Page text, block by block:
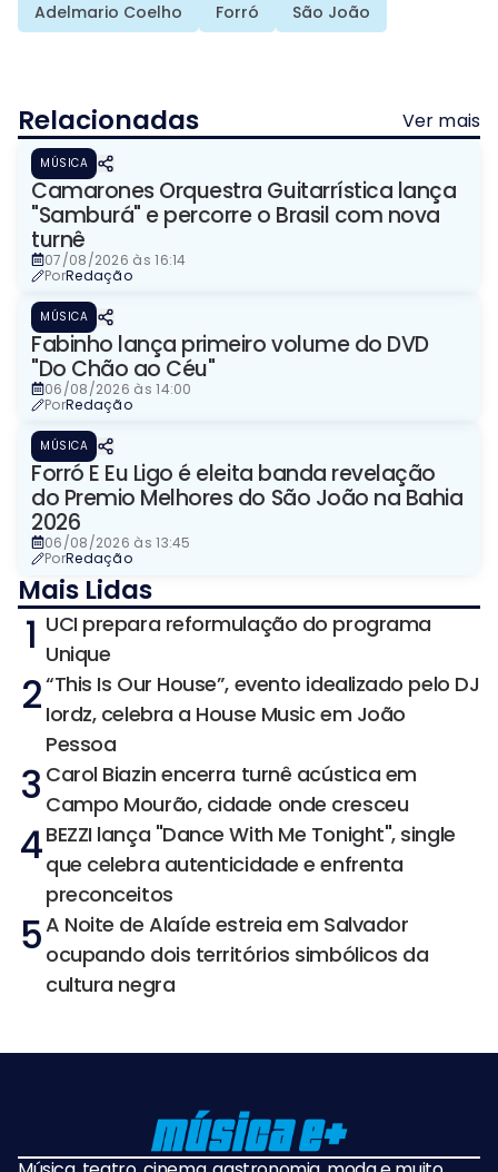
Adelmario Coelho Forró São João
Relacionadas Ver mais
MÚSICA
Camarones Orquestra Guitarrística lança
"Samburá" e percorre o Brasil com nova
turnê
07/08/2026 às 16:14
PorRedação
MÚSICA
Fabinho lança primeiro volume do DVD
"Do Chão ao Céu"
06/08/2026 às 14:00
PorRedação
MÚSICA
Forró E Eu Ligo é eleita banda revelação
do Premio Melhores do São João na Bahia
2026
06/08/2026 às 13:45
PorRedação
Mais Lidas
1 UCI prepara reformulação do programa
Unique
2“This Is Our House”, evento idealizado pelo DJ
Iordz, celebra a House Music em João
Pessoa
3 Carol Biazin encerra turnê acústica em
Campo Mourão, cidade onde cresceu
4BEZZI lança "Dance With Me Tonight", single
que celebra autenticidade e enfrenta
preconceitos
5A Noite de Alaíde estreia em Salvador
ocupando dois territórios simbólicos da
cultura negra